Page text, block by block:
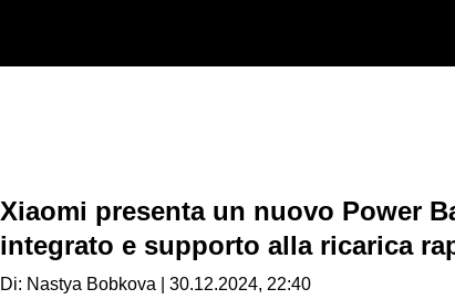
Xiaomi presenta un nuovo Power
integrato e supporto alla ricarica
Di: Nastya Bobkova | 30.12.2024, 22:40